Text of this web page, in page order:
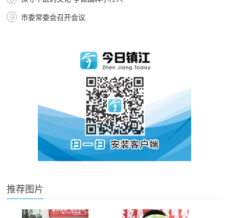
市委常委会召开会议
推荐图片